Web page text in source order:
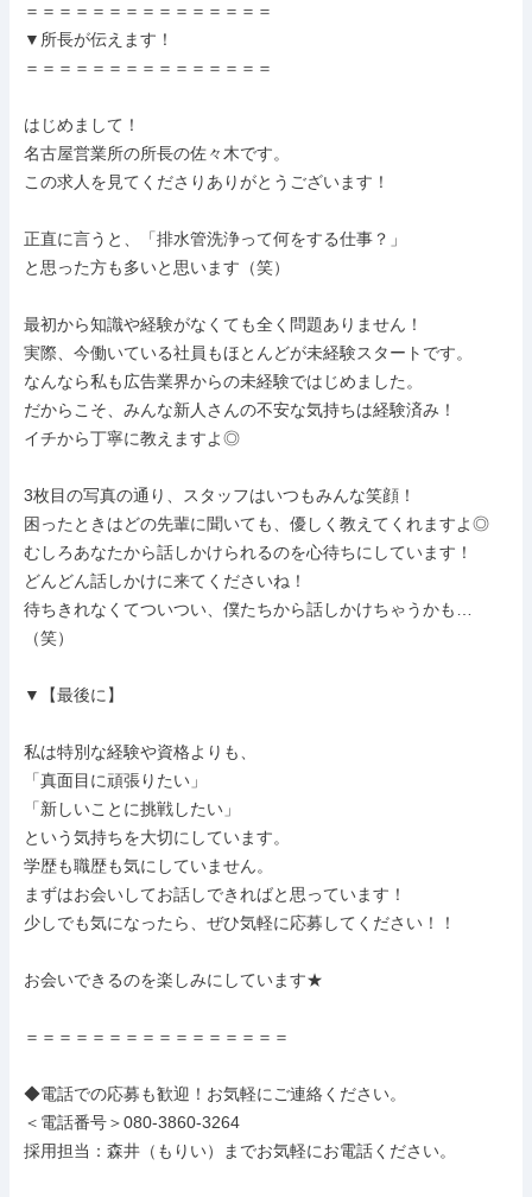
＝＝＝＝＝＝＝＝＝＝＝＝＝＝＝
▼所長が伝えます！
＝＝＝＝＝＝＝＝＝＝＝＝＝＝＝
はじめまして！
名古屋営業所の所長の佐々木です。
この求人を見てくださりありがとうございます！
正直に言うと、「排水管洗浄って何をする仕事？」
と思った方も多いと思います（笑）
最初から知識や経験がなくても全く問題ありません！
実際、今働いている社員もほとんどが未経験スタートです。
なんなら私も広告業界からの未経験ではじめました。
だからこそ、みんな新人さんの不安な気持ちは経験済み！
イチから丁寧に教えますよ◎
3枚目の写真の通り、スタッフはいつもみんな笑顔！
困ったときはどの先輩に聞いても、優しく教えてくれますよ◎
むしろあなたから話しかけられるのを心待ちにしています！
どんどん話しかけに来てくださいね！
待ちきれなくてついつい、僕たちから話しかけちゃうかも…
（笑）
▼【最後に】
私は特別な経験や資格よりも、
「真面目に頑張りたい」
「新しいことに挑戦したい」
という気持ちを大切にしています。
学歴も職歴も気にしていません。
まずはお会いしてお話しできればと思っています！
少しでも気になったら、ぜひ気軽に応募してください！！
お会いできるのを楽しみにしています★
＝＝＝＝＝＝＝＝＝＝＝＝＝＝＝＝
◆電話での応募も歓迎！お気軽にご連絡ください。
＜電話番号＞080-3860-3264
採用担当：森井（もりい）までお気軽にお電話ください。